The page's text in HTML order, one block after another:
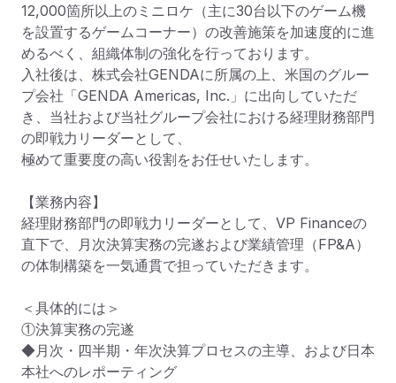
12,000箇所以上のミニロケ（主に30台以下のゲーム機
を設置するゲームコーナー）の改善施策を加速度的に進
めるべく、組織体制の強化を行っております。
入社後は、株式会社GENDAに所属の上、米国のグルー
プ会社「GENDA Americas, Inc.」に出向していただ
き、当社および当社グループ会社における経理財務部門
の即戦力リーダーとして、
極めて重要度の高い役割をお任せいたします。
【業務内容】
経理財務部門の即戦力リーダーとして、VP Financeの
直下で、月次決算実務の完遂および業績管理（FP&A）
の体制構築を一気通貫で担っていただきます。
＜具体的には＞
①決算実務の完遂
◆月次・四半期・年次決算プロセスの主導、および日本
本社へのレポーティング